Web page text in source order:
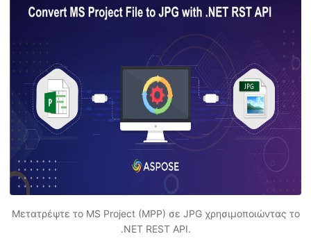
Μετατρέψτε το MS Project (MPP) σε JPG χρησιμοποιώντας το
.NET REST API.